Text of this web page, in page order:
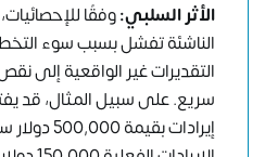
الأثر السلبي:
الناشئة تفشل بسبب سوء
التقديرات غير الواقعية إلى
سريع. على سبيل المثال، قد
إيرادات